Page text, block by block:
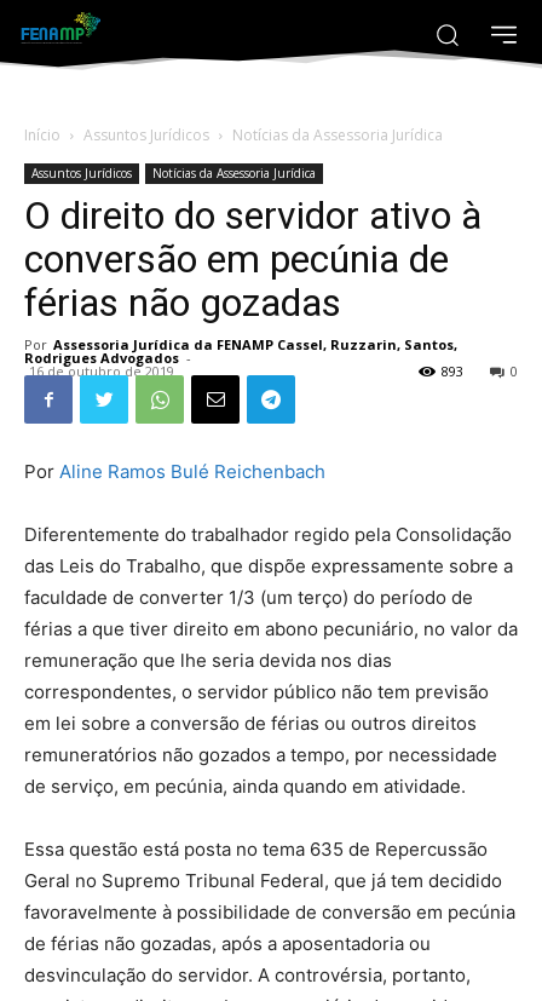
Início Assuntos Jurídicos Notícias da Assessoria Jurídica
Assuntos Jurídicos Notícias da Assessoria Jurídica
O direito do servidor ativo à
conversão em pecúnia de
férias não gozadas
Por Assessoria Jurídica da FENAMP Cassel, Ruzzarin, Santos,
Rodrigues Advogados -
16 de outubro de 2019 0
893
Por Aline Ramos Bulé Reichenbach
Diferentemente do trabalhador regido pela Consolidação
das Leis do Trabalho, que dispõe expressamente sobre a
faculdade de converter 1/3 (um terço) do período de
férias a que tiver direito em abono pecuniário, no valor da
remuneração que lhe seria devida nos dias
correspondentes, o servidor público não tem previsão
em lei sobre a conversão de férias ou outros direitos
remuneratórios não gozados a tempo, por necessidade
de serviço, em pecúnia, ainda quando em atividade.
Essa questão está posta no tema 635 de Repercussão
Geral no Supremo Tribunal Federal, que já tem decidido
favoravelmente à possibilidade de conversão em pecúnia
de férias não gozadas, após a aposentadoria ou
desvinculação do servidor. A controvérsia, portanto,